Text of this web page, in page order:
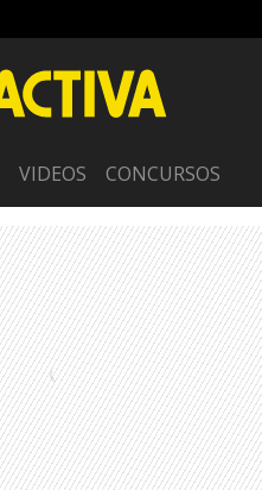
VIDEOS CONCURSOS